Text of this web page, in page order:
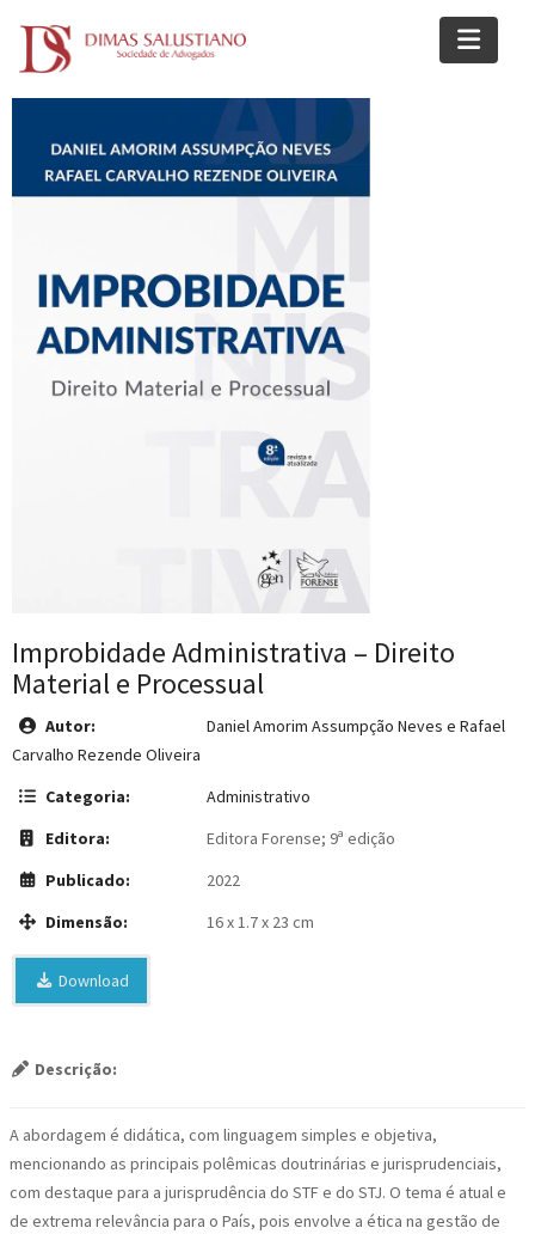
Improbidade Administrativa – Direito
Material e Processual
Autor:
Daniel Amorim Assumpção Neves e Rafael
Carvalho Rezende Oliveira
Categoria:
Administrativo
Editora:
Editora Forense; 9ª edição
Publicado:
2022
Dimensão:
16 x 1.7 x 23 cm
Download
Descrição:
A abordagem é didática, com linguagem simples e objetiva,
mencionando as principais polêmicas doutrinárias e jurisprudenciais,
com destaque para a jurisprudência do STF e do STJ. O tema é atual e
de extrema relevância para o País, pois envolve a ética na gestão de